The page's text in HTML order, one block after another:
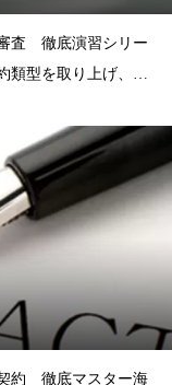
査 徹底演習シリー
類型を取り上げ、演
つ実践的知識を身に
約 徹底マスター海